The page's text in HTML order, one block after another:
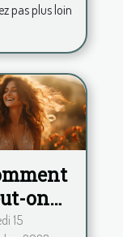
pas plus loin
on
15